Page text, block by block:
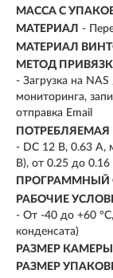
МАССА С
МАТЕРИАЛ -
МАТЕРИАЛ
МЕТОД
- Загрузка на
мониторинга,
отправка Email
- DC 12 В, 0.63 A,
В), от 0.25 до
ПРОГРАММНЫЙ
РАБОЧИЕ
- От -40 до +60
конденсата)
РАЗМЕР КАМЕРЫ
РАЗМЕР